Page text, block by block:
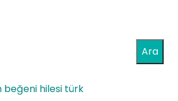
mg
Ara
hilesi türk